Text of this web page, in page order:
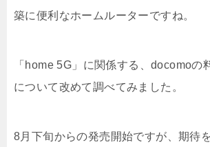
築に便利なホームルーターですね。
「home 5G」に関係する、docomoの
について改めて調べてみました。
8月下旬からの発売開始ですが、期待